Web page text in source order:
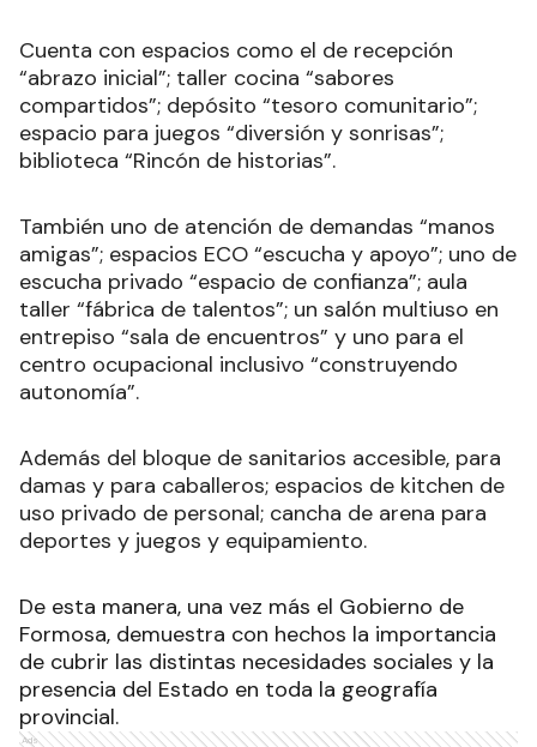
Cuenta con espacios como el de recepción
“abrazo inicial”; taller cocina “sabores
compartidos”; depósito “tesoro comunitario”;
espacio para juegos “diversión y sonrisas”;
biblioteca “Rincón de historias”.
También uno de atención de demandas “manos
amigas”; espacios ECO “escucha y apoyo”; uno de
escucha privado “espacio de confianza”; aula
taller “fábrica de talentos”; un salón multiuso en
entrepiso “sala de encuentros” y uno para el
centro ocupacional inclusivo “construyendo
autonomía”.
Además del bloque de sanitarios accesible, para
damas y para caballeros; espacios de kitchen de
uso privado de personal; cancha de arena para
deportes y juegos y equipamiento.
De esta manera, una vez más el Gobierno de
Formosa, demuestra con hechos la importancia
de cubrir las distintas necesidades sociales y la
presencia del Estado en toda la geografía
provincial.
Ads